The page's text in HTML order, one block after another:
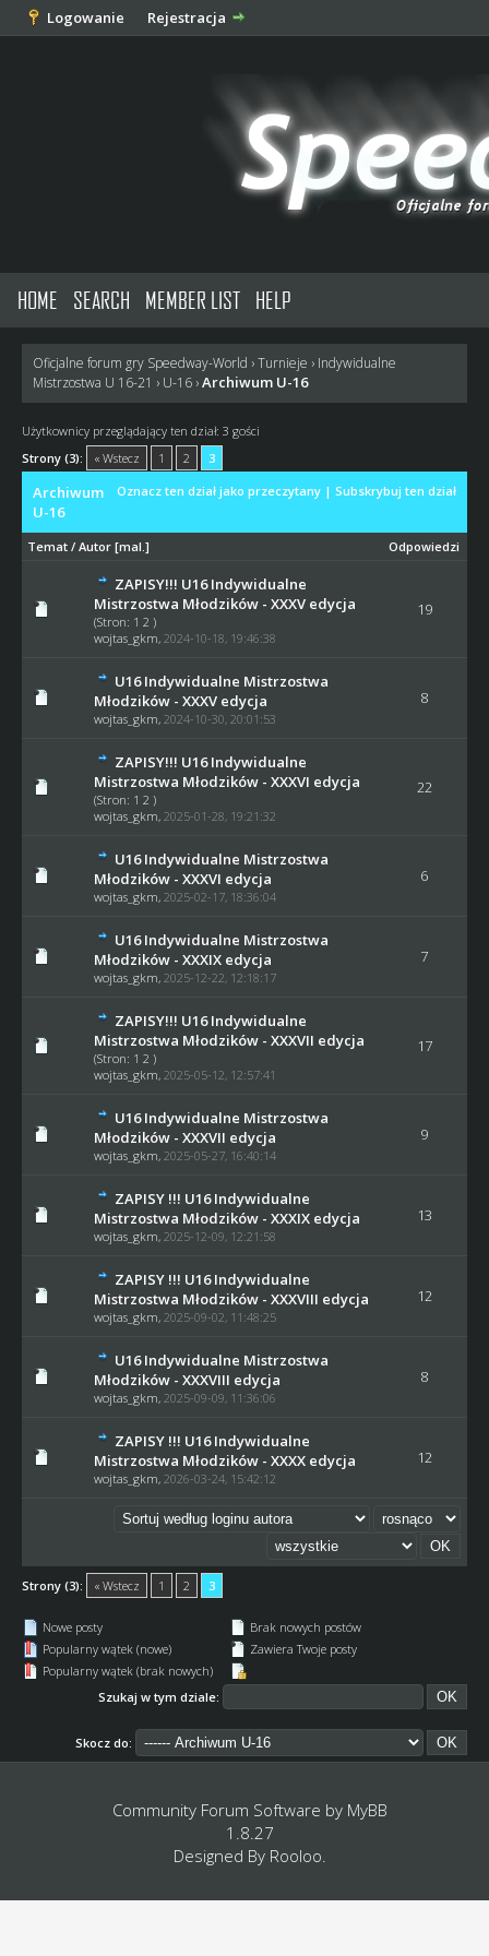
Logowanie Rejestracja
HOME SEARCH MEMBER LIST HELP
Oficjalne forum gry Speedway-World ›Turnieje › Indywidualne
Mistrzostwa U 16-21 › U-16 ›Archiwum U-16
Użytkownicy przeglądający ten dział: 3 gości
Strony (3):
« Wstecz 1 2
3
Oznacz ten dział jako przeczytany| Subskrybuj ten dział
Archiwum
U-16
Temat/ Autor [mal.] Odpowiedzi
ZAPISY!!! U16 Indywidualne
Mistrzostwa Młodzików - XXXV edycja
(Stron: 1 2 )
wojtas_gkm, 2024-10-18, 19:46:38
19
U16 Indywidualne Mistrzostwa
Młodzików - XXXV edycja
wojtas_gkm, 2024-10-30, 20:01:53
8
ZAPISY!!! U16 Indywidualne
Mistrzostwa Młodzików - XXXVI edycja
(Stron: 1 2 )
wojtas_gkm, 2025-01-28, 19:21:32
22
U16 Indywidualne Mistrzostwa
Młodzików - XXXVI edycja
wojtas_gkm, 2025-02-17, 18:36:04
6
U16 Indywidualne Mistrzostwa
Młodzików - XXXIX edycja
wojtas_gkm, 2025-12-22, 12:18:17
7
ZAPISY!!! U16 Indywidualne
Mistrzostwa Młodzików - XXXVII edycja
(Stron: 1 2 )
wojtas_gkm, 2025-05-12, 12:57:41
17
U16 Indywidualne Mistrzostwa
Młodzików - XXXVII edycja
wojtas_gkm, 2025-05-27, 16:40:14
9
ZAPISY !!! U16 Indywidualne
Mistrzostwa Młodzików - XXXIX edycja
wojtas_gkm, 2025-12-09, 12:21:58
13
ZAPISY !!! U16 Indywidualne
Mistrzostwa Młodzików - XXXVIII edycja
wojtas_gkm, 2025-09-02, 11:48:25
12
U16 Indywidualne Mistrzostwa
Młodzików - XXXVIII edycja
wojtas_gkm, 2025-09-09, 11:36:06
8
ZAPISY !!! U16 Indywidualne
Mistrzostwa Młodzików - XXXX edycja
wojtas_gkm, 2026-03-24, 15:42:12
12
Strony (3): « Wstecz 1 2 3
Nowe posty
Popularny wątek (nowe)
Popularny wątek (brak nowych)
Brak nowych postów
Zawiera Twoje posty
Szukaj w tym dziale:
Skocz do:
Community Forum Software by MyBB
1.8.27
Designed By Rooloo.